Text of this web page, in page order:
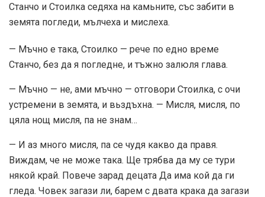
Станчо и Стоилка седяха на камьните, със забити в
земята погледи, мълчеха и мислеха.
— Мъчно е така, Стоилко — рече по едно време
Станчо, без да я погледне, и тъжно залюля глава.
— Мъчно — не, ами мъчно — отговори Стоилка, с очи
устремени в земята, и вьздъхна. — Мисля, мисля, по
цяла нощ мисля, па не знам…
— И аз много мисля, па се чудя какво да правя.
Виждам, че не може така. Ще трябва да му се тури
някой край. Повече зарад децата Да има кой да ги
гледа. Човек загази ли, барем с двата крака да загази